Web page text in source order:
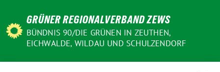
Inhalt
GRÜNER REGIONALVERBAND ZEWS
BÜNDNIS 90/DIE GRÜNEN IN ZEUTHEN,
EICHWALDE, WILDAU UND SCHULZENDORF